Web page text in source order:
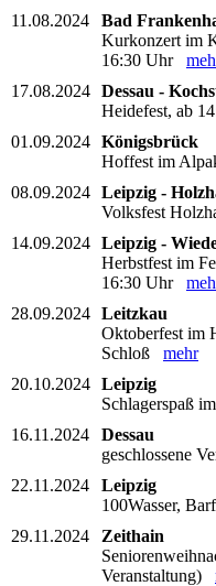
11.08.2024
Bad
Kurkonzert im
16:30 Uhr
17.08.2024 Dessau -
Heidefest, ab
01.09.2024 Königsbrück
Hoffest im
08.09.2024 Leipzig -
Volksfest
14.09.2024 Leipzig -
Herbstfest im
16:30 Uhr
28.09.2024 Leitzkau
Oktoberfest im
Schloß mehr
20.10.2024 Leipzig
Schlagerspaß
16.11.2024
Dessau
geschlossene
22.11.2024
Leipzig
100Wasser,
29.11.2024
Zeithain
Veranstaltung)